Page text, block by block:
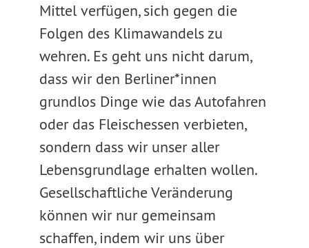
Mittel verfügen, sich gegen die
Folgen des Klimawandels zu
wehren. Es geht uns nicht darum,
dass wir den Berliner*innen
grundlos Dinge wie das Autofahren
oder das Fleischessen verbieten,
sondern dass wir unser aller
Lebensgrundlage erhalten wollen.
Gesellschaftliche Veränderung
können wir nur gemeinsam
schaffen, indem wir uns über